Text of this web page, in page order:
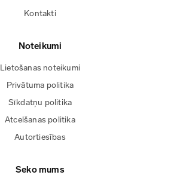
Kontakti
Noteikumi
Lietošanas noteikumi
Privātuma politika
Sīkdatņu politika
Atcelšanas politika
Autortiesības
Seko mums